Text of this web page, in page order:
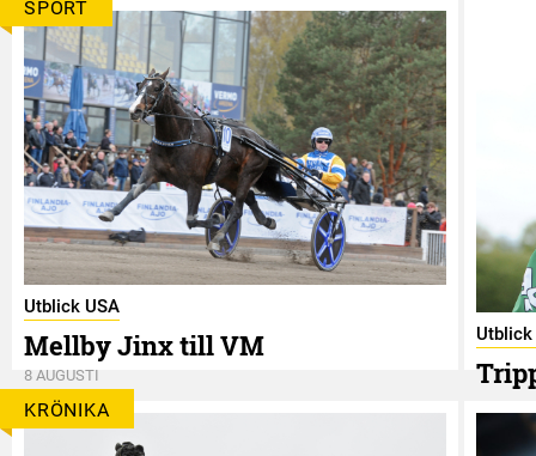
SPORT
Utblick USA
Mellby Jinx till VM
8 AUGUSTI
Utblick
KRÖNIKA